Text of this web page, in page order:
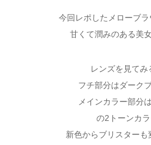
今回レポしたメローブ
甘くて潤みのある美
レンズを見てみ
フチ部分はダーク
メインカラー部分
の2トーンカ
新色からブリスターも